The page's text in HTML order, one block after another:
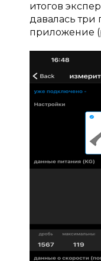
итогов
давалась три
приложение